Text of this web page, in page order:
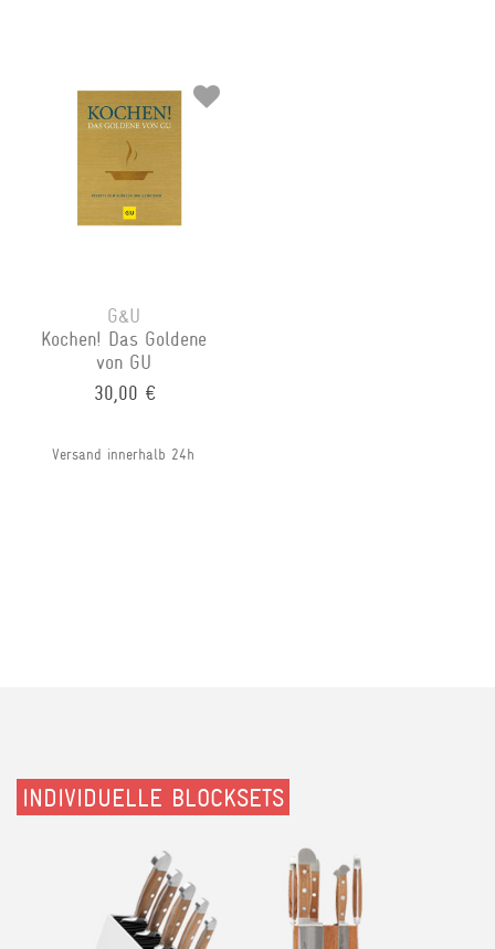
G&U
Kochen! Das Goldene
von GU
30,00 €
Versand innerhalb 24h
INDIVIDUELLE BLOCKSETS